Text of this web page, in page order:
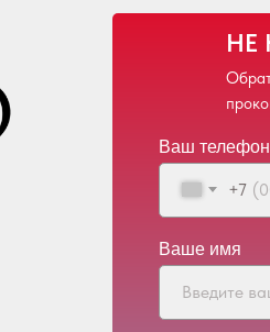
НЕ
Ваш телефон
+7
Ваше имя